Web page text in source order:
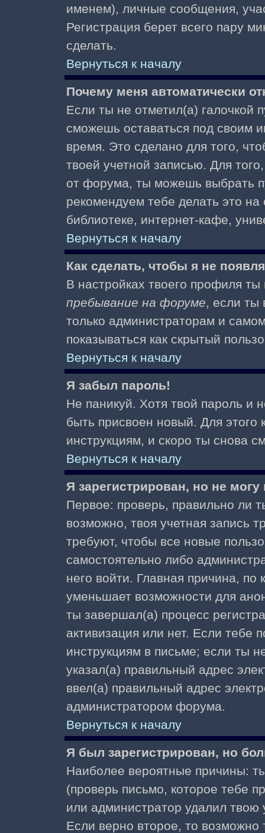
именем), личные сообщения,
Регистрация берет всего пару
сделать.
Вернуться к началу
Почему меня автоматически
Если ты не отметил(а) галочкой
сможешь оставаться под своим
время. Это сделано для того,
твоей учетной записью. Для
от форума, ты можешь выбрать
рекомендуем тебе делать это
библиотеке, интернет-кафе,
Вернуться к началу
Как сделать, чтобы я не
В настройках твоего профиля
пребывание на форуме, если
только администраторам и
показываться как скрытый
Вернуться к началу
Я забыл пароль!
Не паникуй. Хотя твой пароль и
быть присвоен новый. Для этого
инструкциям, и скоро ты снова
Вернуться к началу
Я зарегистрирован, но не могу
Первое: проверь, правильно ли
возможно, твоя учетная запись
требуют, чтобы все новые
самостоятельно либо
него войти. Главная причина,
уменьшает возможности для
ты завершал(а) процесс
активизация или нет. Если тебе
инструкциям в письме; если ты
указал(а) правильный адрес
ввел(а) правильный адрес
администратором форума.
Вернуться к началу
Я был зарегистрирован, но
Наиболее вероятные причины:
(проверь письмо, которое тебе
или администратор удалил твою
Если верно второе, то